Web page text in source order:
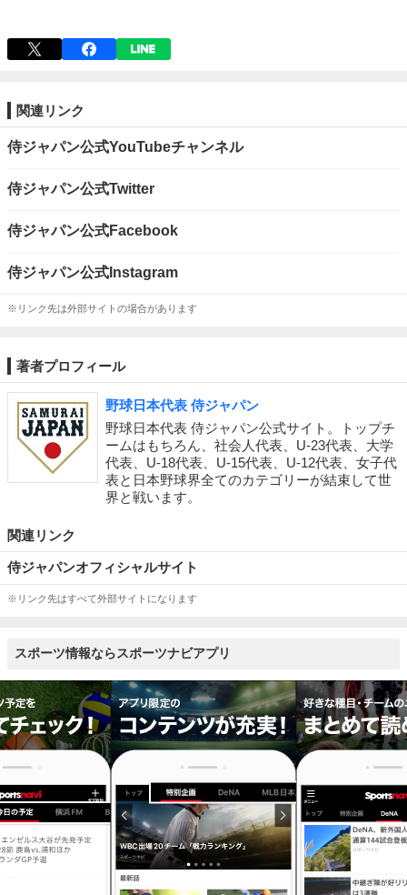
関連リンク
侍ジャパン公式YouTubeチャンネル
侍ジャパン公式Twitter
侍ジャパン公式Facebook
侍ジャパン公式Instagram
※リンク先は外部サイトの場合があります
著者プロフィール
野球日本代表 侍ジャパン
野球日本代表 侍ジャパン公式サイト。トップチ
ームはもちろん、社会人代表、U-23代表、大学
代表、U-18代表、U-15代表、U-12代表、女子代
表と日本野球界全てのカテゴリーが結束して世
界と戦います。
関連リンク
侍ジャパンオフィシャルサイト
※リンク先はすべて外部サイトになります
スポーツ情報ならスポーツナビアプリ